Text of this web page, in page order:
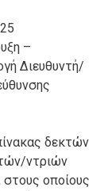
–
Διευθυντή/
δεκτών
ντριών
στους οποίους